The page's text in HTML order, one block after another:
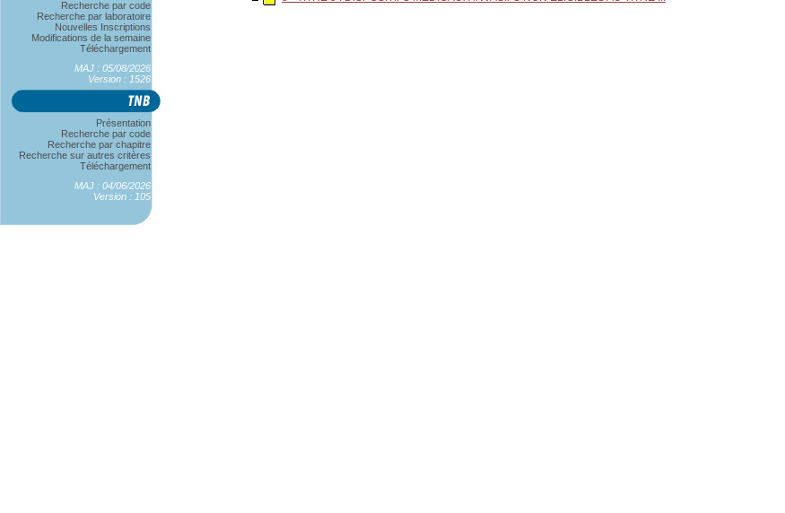
Recherche par code
Recherche par laboratoire
Nouvelles Inscriptions
Modifications de la semaine
Téléchargement
MAJ : 05/08/2026
Version : 1526
Présentation
Recherche par code
Recherche par chapitre
Recherche sur autres critères
Téléchargement
MAJ : 04/06/2026
Version : 105